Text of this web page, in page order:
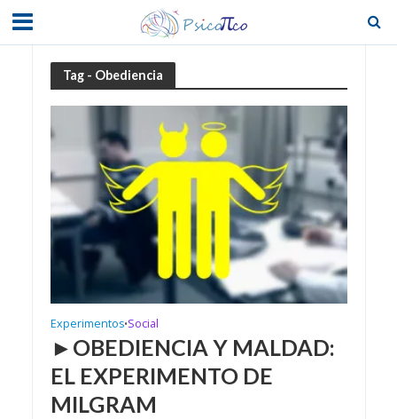
Tag - Obediencia
Experimentos•Social
►OBEDIENCIA Y MALDAD:
EL EXPERIMENTO DE
MILGRAM